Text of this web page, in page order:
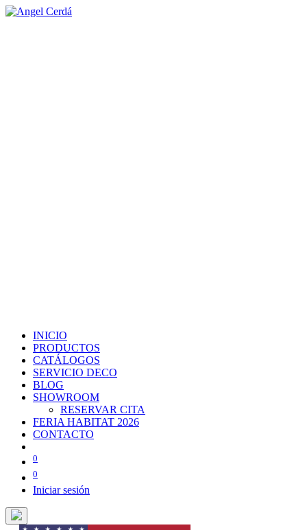
INICIO
PRODUCTOS
CATÁLOGOS
SERVICIO DECO
BLOG
SHOWROOM
RESERVAR CITA
FERIA HABITAT 2026
CONTACTO
0
0
Iniciar sesión